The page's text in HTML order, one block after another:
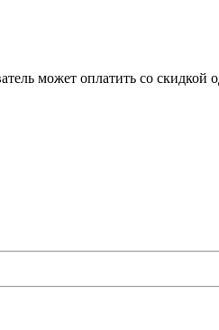
может оплатить со скидкой